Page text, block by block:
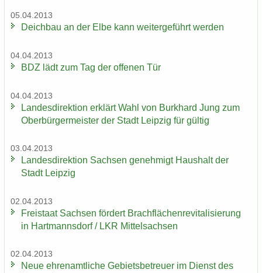
05.04.2013
Deich­bau an der Elbe kann wei­ter­ge­führt wer­den
04.04.2013
BDZ lädt zum Tag der of­fe­nen Tür
04.04.2013
Lan­des­di­rek­ti­on er­klärt Wahl von Burk­hard Jung zum
Ober­bür­ger­meis­ter der Stadt Leip­zig für gül­tig
03.04.2013
Lan­des­di­rek­ti­on Sach­sen ge­neh­migt Haus­halt der
Stadt Leip­zig
02.04.2013
Frei­staat Sach­sen för­dert Brach­flä­chen­re­vi­ta­li­sie­rung
in Hart­manns­dorf / LKR Mit­tel­sach­sen
02.04.2013
Neue eh­ren­amt­li­che Ge­biets­be­treu­er im Dienst des